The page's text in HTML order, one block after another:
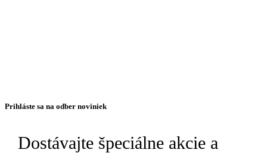
Prihláste sa na odber noviniek
Dostávajte špeciálne akcie a